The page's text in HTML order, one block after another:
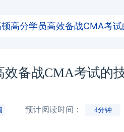
高分学员高效备战CMA考
效备战CMA考试的
预计阅读时间： 4分钟